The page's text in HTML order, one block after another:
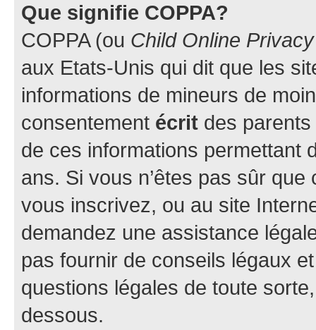
Que signifie COPPA?
COPPA (ou Child Online
aux Etats-Unis qui dit que les
informations de mineurs de
consentement écrit des parents
de ces informations permettant
ans. Si vous n’êtes pas sûr
vous inscrivez, ou au site
demandez une assistance
pas fournir de conseils légaux
questions légales de toute
dessous.